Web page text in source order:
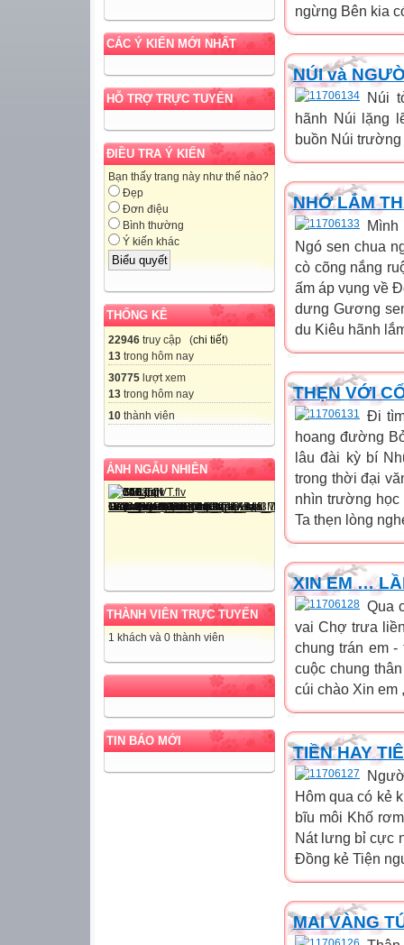
CÁC Ý KIẾN MỚI NHẤT
HỖ TRỢ TRỰC TUYẾN
ĐIỀU TRA Ý KIẾN
Bạn thấy trang này như thế nào?
Đẹp
Đơn điệu
Bình thường
Ý kiến khác
THỐNG KÊ
22946 truy cập (chi tiết)
13 trong hôm nay
30775 lượt xem
13 trong hôm nay
10 thành viên
ẢNH NGẪU NHIÊN
THÀNH VIÊN TRỰC TUYẾN
1 khách và 0 thành viên
TIN BÁO MỚI
ngừng Bên kia
NÚI và
Núi
hãnh Núi lặng
buồn Núi
NHỚ LẮM
Ngó sen chua
cò cõng nắng
ấm áp vụng về
dưng Gương
du Kiêu hãnh
THẸN VỚI
Đi
hoang đường
lâu đài kỳ bí
trong thời đại
nhìn trường học
Ta thẹn lòng
XIN EM …
Qua
vai Chợ trưa
chung trán em
cuộc chung
cúi chào Xin
TIỀN HAY
Hôm qua có kẻ
bĩu môi Khố
Nát lưng bỉ cực
Đồng kẻ Tiện
MAI VÀNG